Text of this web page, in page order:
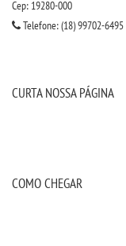
Cep: 19280-000
Telefone: (18) 99702-6495
CURTA NOSSA PÁGINA
COMO CHEGAR